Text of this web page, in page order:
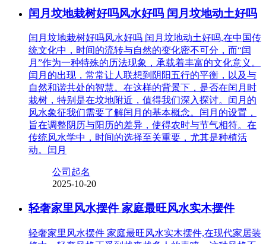
闰月坟地栽树好吗风水好吗 闰月坟地动土好吗
闰月坟地栽树好吗风水好吗 闰月坟地动土好吗,在中国传
统文化中，时间的流转与自然的变化密不可分，而“闰
月”作为一种特殊的历法现象，承载着丰富的文化意义。
闰月的出现，常常让人联想到阴阳五行的平衡，以及与
自然和谐共处的智慧。在这样的背景下，是否在闰月时
栽树，特别是在坟地附近，值得我们深入探讨。闰月的
风水象征我们需要了解闰月的基本概念。闰月的设置，
旨在调整阴历与阳历的差异，使得农时与节气相符。在
传统风水学中，时间的选择至关重要，尤其是种植活
动。闰月
公司起名
2025-10-20
轻奢家里风水摆件 家庭最旺风水实木摆件
轻奢家里风水摆件 家庭最旺风水实木摆件,在现代家居装